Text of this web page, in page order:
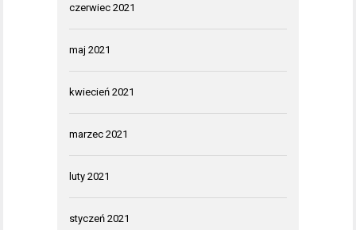
czerwiec 2021
maj 2021
kwiecień 2021
marzec 2021
luty 2021
styczeń 2021